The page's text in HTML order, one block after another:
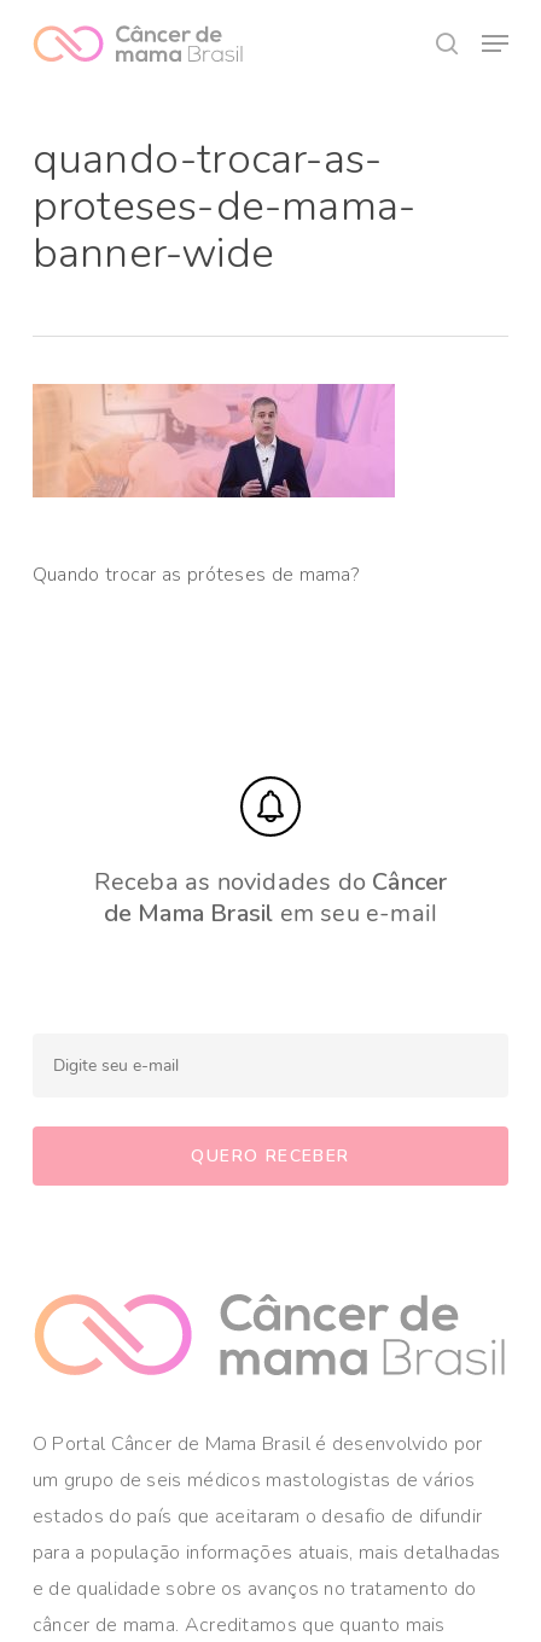
Menu
quando-trocar-as-
proteses-de-mama-
banner-wide
Quando trocar as próteses de mama?
Receba as novidades do Câncer
de Mama Brasil em seu e-mail
O Portal Câncer de Mama Brasil é desenvolvido por
um grupo de seis médicos mastologistas de vários
estados do país que aceitaram o desafio de difundir
para a população informações atuais, mais detalhadas
e de qualidade sobre os avanços no tratamento do
câncer de mama. Acreditamos que quanto mais